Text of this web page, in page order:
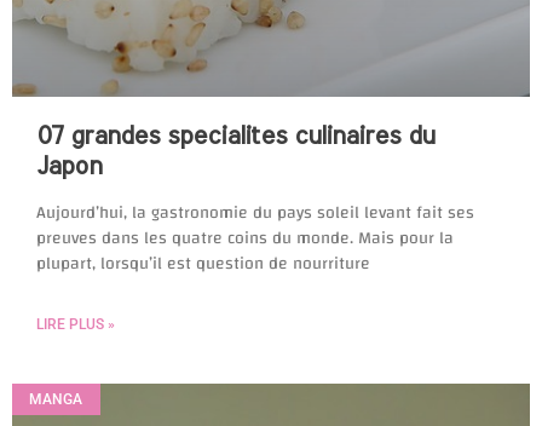
07 grandes specialites culinaires du
Japon
Aujourd’hui, la gastronomie du pays soleil levant fait ses
preuves dans les quatre coins du monde. Mais pour la
plupart, lorsqu’il est question de nourriture
LIRE PLUS »
MANGA